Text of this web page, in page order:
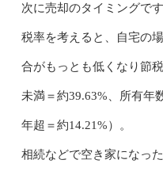
次に売却のタイミングです
税率を考えると、自宅の
合がもっとも低くなり節
未満＝約39.63%、所有年
年超＝約14.21%）。
相続などで空き家になっ